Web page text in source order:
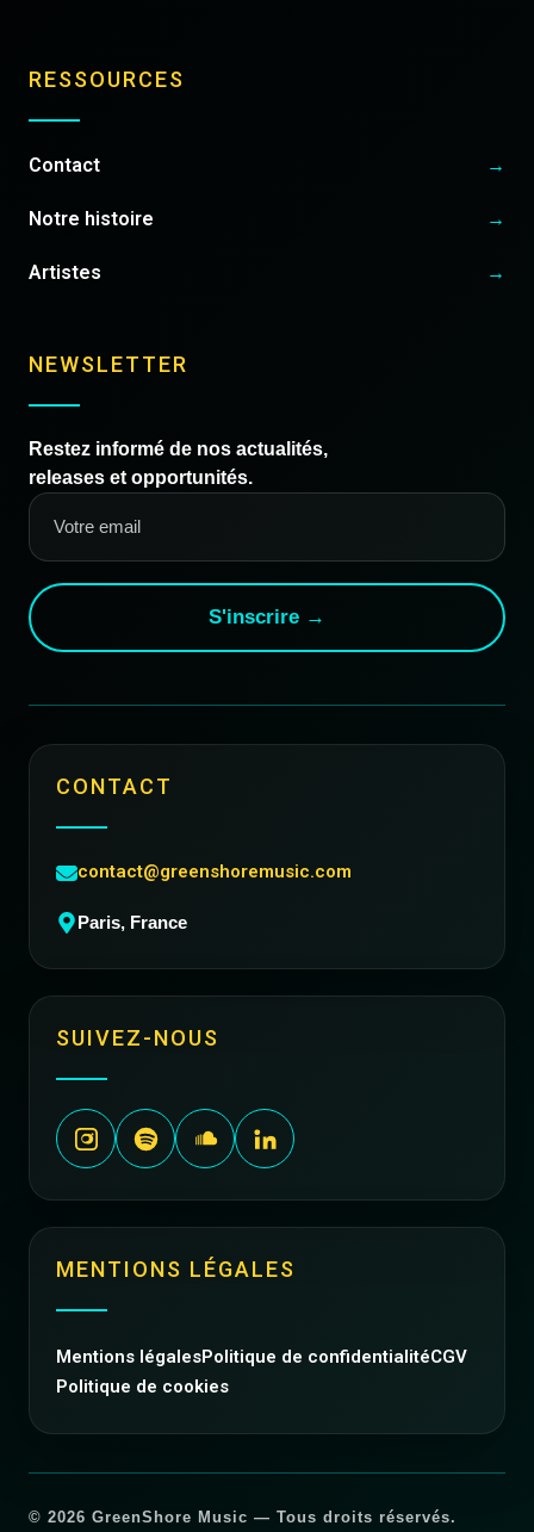
RESSOURCES
Contact →
Notre histoire →
Artistes →
NEWSLETTER
Restez informé de nos actualités,
releases et opportunités.
S'inscrire →
CONTACT
contact@greenshoremusic.com
Paris, France
SUIVEZ-NOUS
MENTIONS LÉGALES
Mentions légalesPolitique de confidentialitéCGV
Politique de cookies
© 2026 GreenShore Music — Tous droits réservés.